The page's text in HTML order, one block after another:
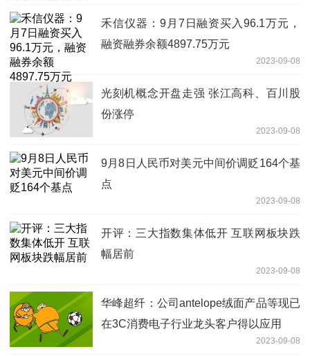
禾信仪器：9月7日融资买入96.1万元，
融资融券余额4897.75万元
2023-09-08
光刻机概念开盘走强 张江高科、百川股
份涨停
2023-09-08
9月8日人民币对美元中间价调贬164个基
点
2023-09-08
开评：三大指数集体低开 互联网板块跌
幅居前
2023-09-08
华峰超纤：公司antelope绒面产品等现已
在3C消费电子行业龙头客户得以应用
2023-09-08